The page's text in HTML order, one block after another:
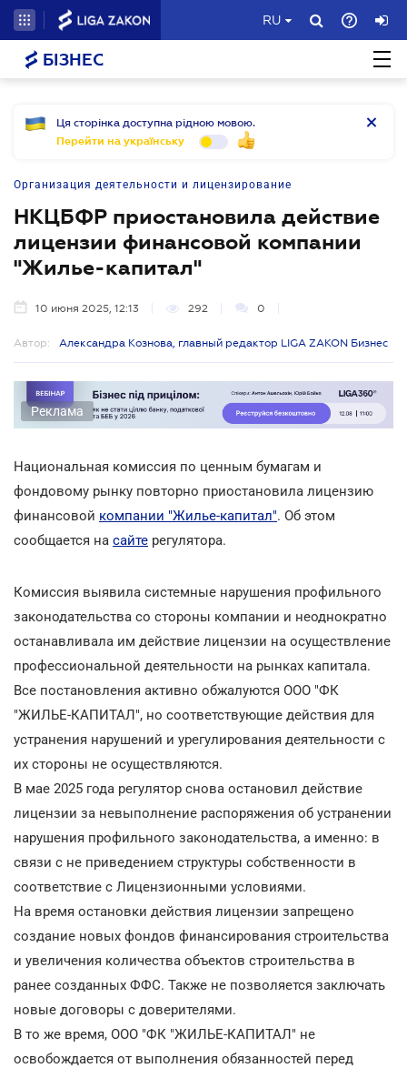
RU
БІЗНЕС
Ця сторінка доступна рідною мовою.
Перейти на українську
Организация деятельности и лицензирование
НКЦБФР приостановила действие
лицензии финансовой компании
"Жилье-капитал"
10 июня 2025, 12:13 292 0
Автор: Александра Кознова, главный редактор LIGA ZAKON Бизнес
Реклама
Национальная комиссия по ценным бумагам и
фондовому рынку повторно приостановила лицензию
финансовой компании "Жилье-капитал". Об этом
сообщается на сайте регулятора.
Комиссия выявила системные нарушения профильного
законодательства со стороны компании и неоднократно
останавливала им действие лицензии на осуществление
профессиональной деятельности на рынках капитала.
Все постановления активно обжалуются ООО "ФК
"ЖИЛЬЕ-КАПИТАЛ", но соответствующие действия для
устранения нарушений и урегулирования деятельности с
их стороны не осуществляются.
В мае 2025 года регулятор снова остановил действие
лицензии за невыполнение распоряжения об устранении
нарушения профильного законодательства, а именно: в
связи с не приведением структуры собственности в
соответствие с Лицензионными условиями.
На время остановки действия лицензии запрещено
создание новых фондов финансирования строительства
и увеличения количества объектов строительства в
ранее созданных ФФС. Также не позволяется заключать
новые договоры с доверителями.
В то же время, ООО "ФК "ЖИЛЬЕ-КАПИТАЛ" не
освобождается от выполнения обязанностей перед